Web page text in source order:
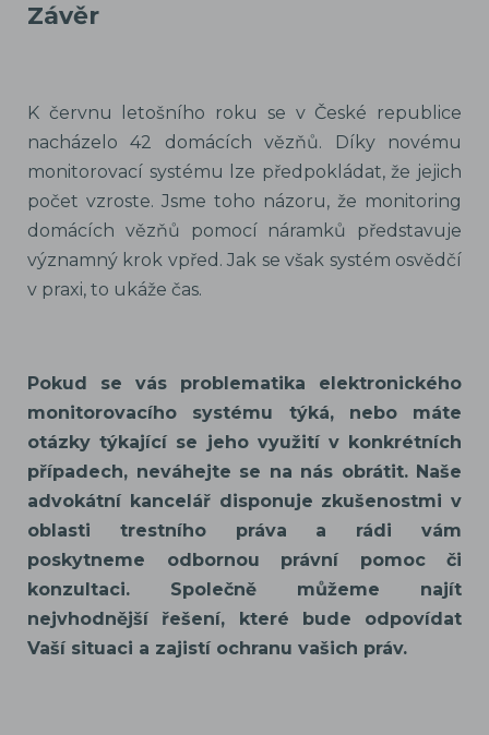
Závěr
K červnu letošního roku se v České republice
nacházelo 42 domácích vězňů. Díky novému
monitorovací systému lze předpokládat, že jejich
počet vzroste. Jsme toho názoru, že monitoring
domácích vězňů pomocí náramků představuje
významný krok vpřed. Jak se však systém osvědčí
v praxi, to ukáže čas.
Pokud se vás problematika elektronického
monitorovacího systému týká, nebo máte
otázky týkající se jeho využití v konkrétních
případech, neváhejte se na nás obrátit. Naše
advokátní kancelář disponuje zkušenostmi v
oblasti trestního práva a rádi vám
poskytneme odbornou právní pomoc či
konzultaci. Společně můžeme najít
nejvhodnější řešení, které bude odpovídat
Vaší situaci a zajistí ochranu vašich práv.